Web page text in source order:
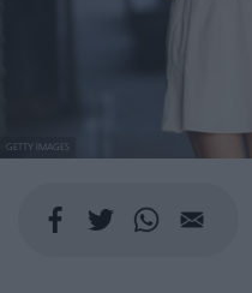
GETTY IMAGES